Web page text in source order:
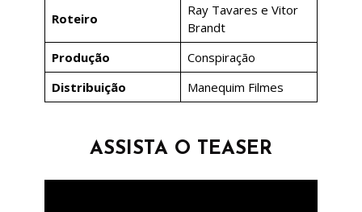
Roteiro
Ray Tavares e Vitor
Brandt
Produção
Conspiração
Distribuição
Manequim Filmes
ASSISTA O TEASER